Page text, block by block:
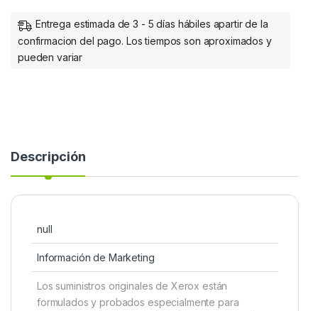
Entrega estimada de 3 - 5 días hábiles apartir de la
confirmacion del pago. Los tiempos son aproximados y
pueden variar
Descripción
null
Información de Marketing
Los suministros originales de Xerox están
formulados y probados especialmente para